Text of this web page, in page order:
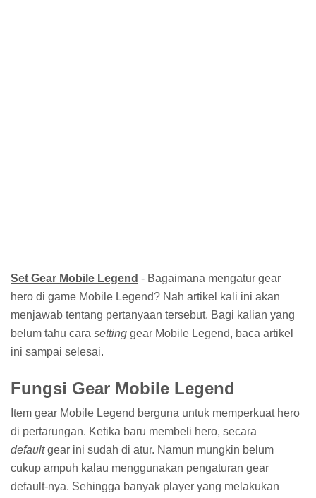
Set Gear Mobile Legend - Bagaimana mengatur gear
hero di game Mobile Legend? Nah artikel kali ini akan
menjawab tentang pertanyaan tersebut. Bagi kalian yang
belum tahu cara setting gear Mobile Legend, baca artikel
ini sampai selesai.
Fungsi Gear Mobile Legend
Item gear Mobile Legend berguna untuk memperkuat hero
di pertarungan. Ketika baru membeli hero, secara
defaultgear ini sudah di atur. Namun mungkin belum
cukup ampuh kalau menggunakan pengaturan gear
default-nya. Sehingga banyak player yang melakukan